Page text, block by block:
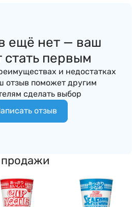
ещё нет — ваш
первым
и недостатках
отзыв поможет другим
сделать выбор
отзыв